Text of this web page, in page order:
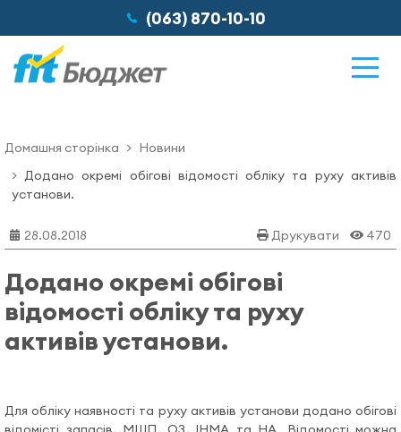
(063) 870-10-10
Можливості
Ціни
Про нас
Допомога
Домашня сторінка
Новини
Додано окремі обігові відомості обліку та руху активів
установи.
28.08.2018 Друкувати 470
Додано окремі обігові
відомості обліку та руху
активів установи.
Для обліку наявності та руху активів установи додано обігові